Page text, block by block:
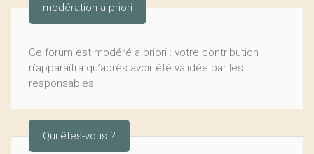
modération a priori
Ce forum est modéré a priori : votre contribution
n’apparaîtra qu’après avoir été validée par les
responsables.
Qui êtes-vous ?